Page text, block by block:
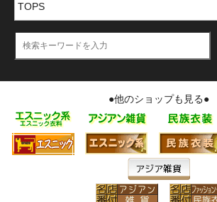
●他のショップも見る●